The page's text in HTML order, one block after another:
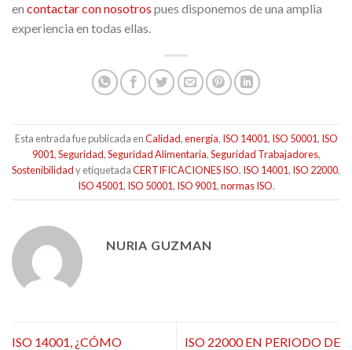
en contactar con nosotros pues disponemos de una amplia
experiencia en todas ellas.
Esta entrada fue publicada enCalidad,energia, ISO 14001, ISO 50001, ISO
9001,Seguridad,Seguridad Alimentaria,Seguridad Trabajadores,
Sostenibilidady etiquetadaCERTIFICACIONES ISO, ISO 14001, ISO 22000,
ISO 45001, ISO 50001, ISO 9001,normas ISO.
NURIA GUZMAN
ISO 14001, ¿CÓMO
ISO 22000 EN PERIODO DE